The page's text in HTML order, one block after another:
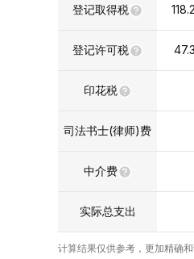
登记取得税
登记许可税
印花税
司法书士(律师)费
中介费
实际总支出
计算结果仅供参考，更加精确